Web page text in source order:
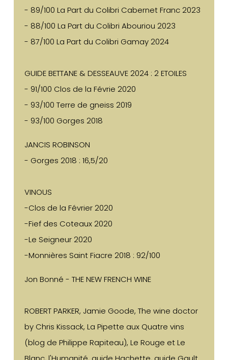
- 89/100 La Part du Colibri Cabernet Franc 2023
- 88/100 La Part du Colibri Abouriou 2023
- 87/100 La Part du Colibri Gamay 2024
GUIDE BETTANE & DESSEAUVE 2024 : 2 ETOILES
- 91/100 Clos de la Févrie 2020
- 93/100 Terre de gneiss 2019
- 93/100 Gorges 2018
JANCIS ROBINSON
- Gorges 2018 : 16,5/20
VINOUS
-Clos de la Février 2020
-Fief des Coteaux 2020
-Le Seigneur 2020
-Monnières Saint Fiacre 2018 : 92/100
Jon Bonné - THE NEW FRENCH WINE
ROBERT PARKER, Jamie Goode, The wine doctor
by Chris Kissack, La Pipette aux Quatre vins
(blog de Philippe Rapiteau), Le Rouge et Le